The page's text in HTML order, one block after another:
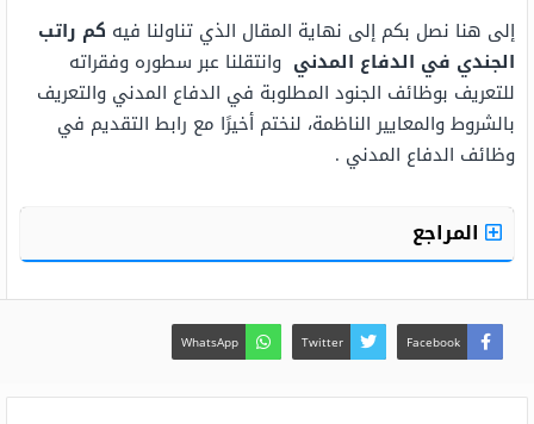
إلى هنا نصل بكم إلى نهاية المقال الذي تناولنا فيه كم راتب
الجندي في الدفاع المدني وانتقلنا عبر سطوره وفقراته
للتعريف بوظائف الجنود المطلوبة في الدفاع المدني والتعريف
بالشروط والمعايير الناظمة، لنختم أخيرًا مع رابط التقديم في
وظائف الدفاع المدني .
المراجع
Facebook
Twitter
WhatsApp